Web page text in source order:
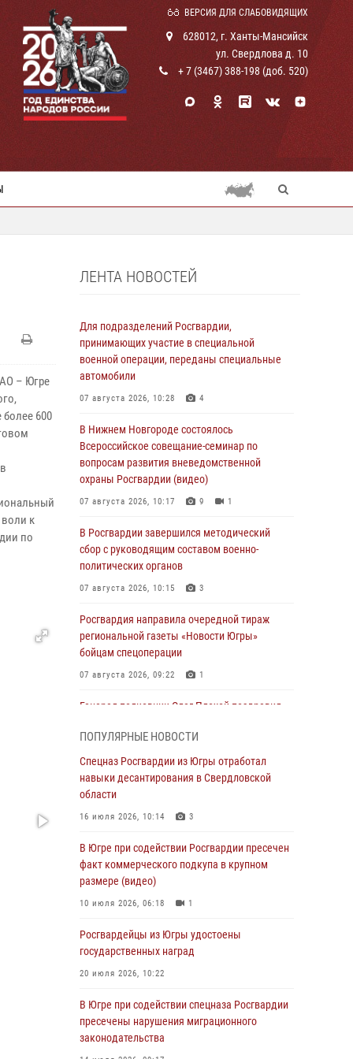
ВЕРСИЯ ДЛЯ СЛАБОВИДЯЩИХ
628012, г. Ханты-Мансийск
ул. Свердлова д. 10
+ 7 (3467) 388-198 (доб. 520)
– Югре
600
к
по
ЛЕНТА НОВОСТЕЙ
Для подразделений Росгвардии,
принимающих участие в специальной
военной операции, переданы специальные
автомобили
07 августа 2026, 10:28 4
В Нижнем Новгороде состоялось
Всероссийское совещание-семинар по
вопросам развития вневедомственной
охраны Росгвардии (видео)
07 августа 2026, 10:17 9 1
В Росгвардии завершился методический
сбор с руководящим составом военно-
политических органов
07 августа 2026, 10:15 3
Росгвардия направила очередной тираж
региональной газеты «Новости Югры»
бойцам спецоперации
07 августа 2026, 09:22 1
Генерал-полковник Олег Плохой поздравил
подразделений Росгвардии с
профессиональным праздником
07 августа 2026, 06:02
Делегация МВД Республики Беларусь
работы Росгвардии в Москве (видео)
06 августа 2026, 11:29 5 1
06 августа 2026, 11:28
армии Ивана Кирилловича Яковлева
06 августа 2026, 11:26 6
ПОПУЛЯРНЫЕ НОВОСТИ
Спецназ Росгвардии из Югры отработал
навыки десантирования в Свердловской
области
16 июля 2026, 10:14 3
В Югре при содействии Росгвардии пресечен
факт коммерческого подкупа в крупном
размере (видео)
10 июля 2026, 06:18 1
Росгвардейцы из Югры удостоены
государственных наград
20 июля 2026, 10:22
В Югре при содействии спецназа Росгвардии
пресечены нарушения миграционного
законодательства